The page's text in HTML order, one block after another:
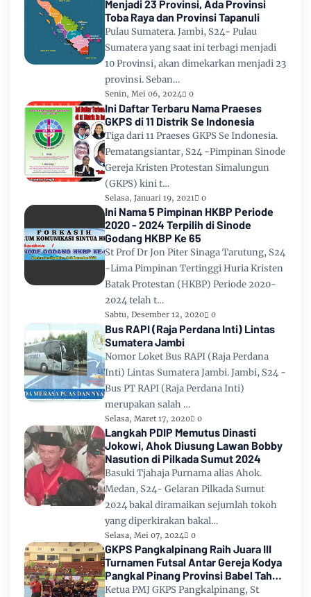
Menjadi 23 Provinsi, Ada Provinsi
Toba Raya dan Provinsi Tapanuli
Pulau Sumatera. Jambi, S24- Pulau
Sumatera yang saat ini terbagi menjadi
10 Provinsi, akan dimekarkan menjadi 23
provinsi. Seban…
Senin, Mei 06, 2024 0
Ini Daftar Terbaru Nama Praeses
GKPS di 11 Distrik Se Indonesia
Tiga dari 11 Praeses GKPS Se Indonesia.
Pematangsiantar, S24 -Pimpinan Sinode
Gereja Kristen Protestan Simalungun
(GKPS) kini t…
Selasa, Januari 19, 2021 0
Ini Nama 5 Pimpinan HKBP Periode
2020 - 2024 Terpilih di Sinode
Godang HKBP Ke 65
St Prof Dr Jon Piter Sinaga Tarutung, S24
-Lima Pimpinan Tertinggi Huria Kristen
Batak Protestan (HKBP) Periode 2020-
2024 telah t…
Sabtu, Desember 12, 2020 0
Bus RAPI (Raja Perdana Inti) Lintas
Sumatera Jambi
Nomor Loket Bus RAPI (Raja Perdana
Inti) Lintas Sumatera Jambi. Jambi, S24 -
Bus PT RAPI (Raja Perdana Inti)
merupakan salah …
Selasa, Maret 17, 2020 0
Langkah PDIP Memutus Dinasti
Jokowi, Ahok Diusung Lawan Bobby
Nasution di Pilkada Sumut 2024
Basuki Tjahaja Purnama alias Ahok.
Medan, S24- Gelaran Pilkada Sumut
2024 bakal diramaikan sejumlah tokoh
yang diperkirakan bakal…
Selasa, Mei 07, 2024 0
GKPS Pangkalpinang Raih Juara III
Turnamen Futsal Antar Gereja Kodya
Pangkal Pinang Provinsi Babel Tahun
2024
Ketua PMJ GKPS Pangkalpinang, St